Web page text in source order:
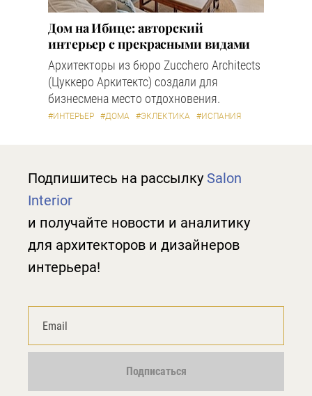
Дом на Ибице: авторский
интерьер с прекрасными видами
Архитекторы из бюро Zucchero Architects
(Цуккеро Аркитектс) создали для
бизнесмена место отдохновения.
#ИНТЕРЬЕР #ДОМА #ЭКЛЕКТИКА #ИСПАНИЯ
Подпишитесь на рассылку Salon
Interior
и получайте новости и аналитику
для архитекторов и дизайнеров
интерьера!
Подписаться